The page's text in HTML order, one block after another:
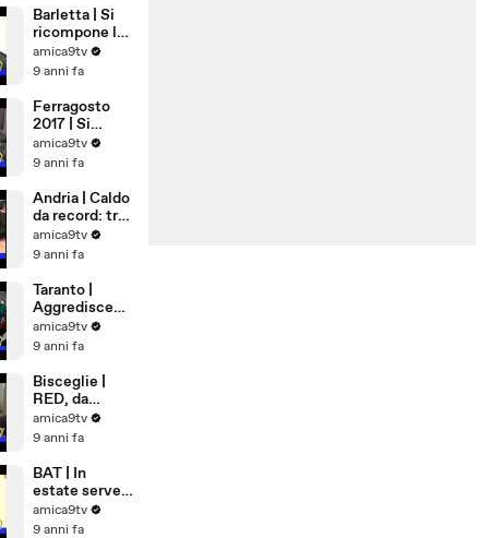
Puglia
Barletta | Si
ricompone la
Democrazia
Cristiana
amica9tv
9 anni fa
Ferragosto
2017 | Si
rimane a casa
amica9tv
9 anni fa
Andria | Caldo
da record: tra
cibi freschi e
matrimoni
amica9tv
9 anni fa
Taranto |
Aggredisce
anzia in
ospedale
amica9tv
9 anni fa
Bisceglie |
RED, da
Settembre
lavoro per 81
amica9tv
9 anni fa
BAT | In
estate serve
più sangue,
appello alla
amica9tv
9 anni fa